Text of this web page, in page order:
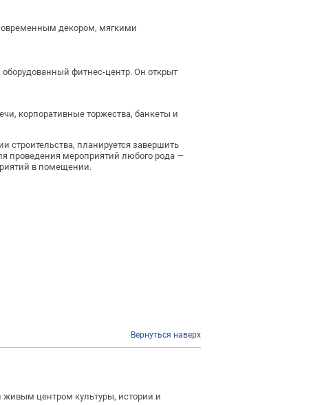
декором, мягкими
фитнес-центр. Он открыт
корпоративные торжества, банкеты и
строительства, планируется завершить
проведения мероприятий любого рода —
в помещении.
Вернуться наверх
центром культуры, истории и